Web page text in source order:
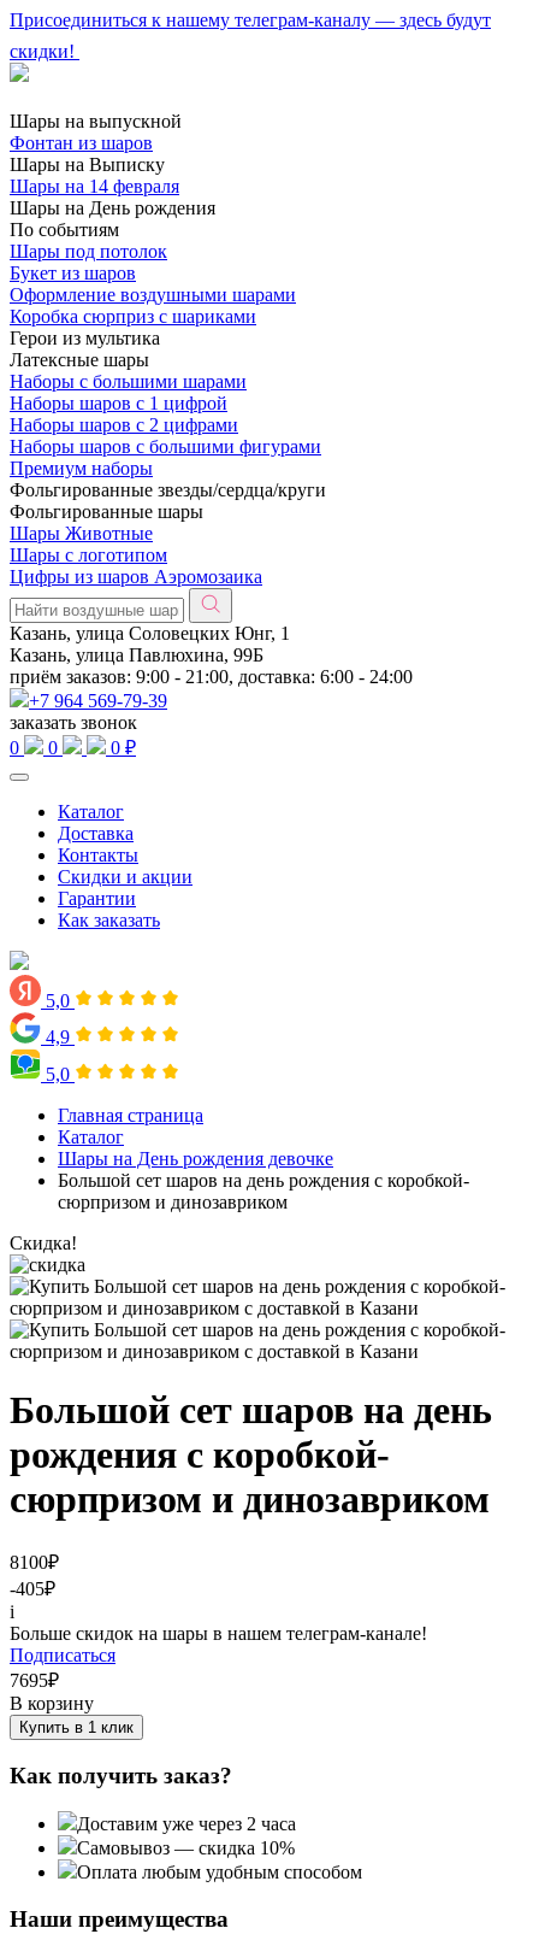
Присоединиться к нашему телеграм-каналу — здесь будут
скидки!
Шары на выпускной
Фонтан из шаров
Шары на Выписку
Шары на 14 февраля
Шары на День рождения
По событиям
Шары под потолок
Букет из шаров
Оформление воздушными шарами
Коробка сюрприз с шариками
Герои из мультика
Латексные шары
Наборы с большими шарами
Наборы шаров с 1 цифрой
Наборы шаров с 2 цифрами
Наборы шаров с большими фигурами
Премиум наборы
Фольгированные звезды/сердца/круги
Фольгированные шары
Шары Животные
Шары с логотипом
Цифры из шаров Аэромозаика
Казань, улица Соловецких Юнг, 1
Казань, улица Павлюхина, 99Б
приём заказов: 9:00 - 21:00, доставка: 6:00 - 24:00
+7 964 569-79-39
заказать звонок
0
0 0 ₽
Каталог
Доставка
Контакты
Скидки и акции
Гарантии
Как заказать
5,0
4,9
5,0
Главная страница
Каталог
Шары на День рождения девочке
Большой сет шаров на день рождения с коробкой-
сюрпризом и динозавриком
Скидка!
Большой сет шаров на день
рождения с коробкой-
сюрпризом и динозавриком
8100₽
-405₽
i
Больше скидок на шары в нашем телеграм-канале!
Подписаться
7695₽
В корзину
Купить в 1 клик
Как получить заказ?
Доставим уже через 2 часа
Самовывоз — скидка 10%
Оплата любым удобным способом
Наши преимущества